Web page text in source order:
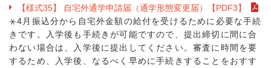
【様式35】 自宅外通学申請届（通学形態変更届）【PDF3】
⚹4月振込分から自宅外金額の給付を受けるために必要な手続
きです。入学後も手続きが可能ですので、提出締切に間に合
わない場合は、入学後に提出してください。審査に時間を要
するため、入学後、なるべく早めに手続きすることをおすす